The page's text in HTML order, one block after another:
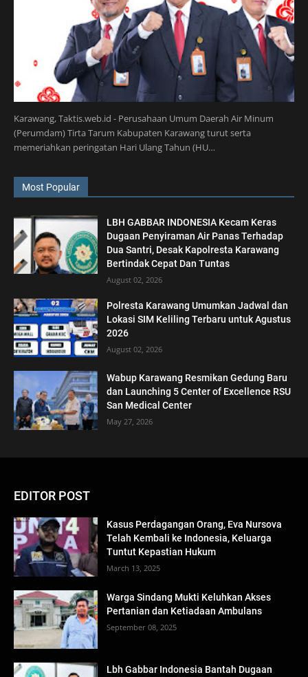
Karawang, Taktis.web.id - Perusahaan Umum Daerah Air Minum
(Perumdam) Tirta Tarum Kabupaten Karawang turut serta
memeriahkan peringatan Hari Ulang Tahun (HU…
Most Popular
LBH GABBAR INDONESIA Kecam Keras
Dugaan Penyiraman Air Panas Terhadap
Dua Santri, Desak Kapolresta Karawang
Bertindak Cepat Dan Tuntas
August 02, 2026
Polresta Karawang Umumkan Jadwal dan
Lokasi SIM Keliling Terbaru untuk Agustus
2026
August 02, 2026
Wabup Karawang Resmikan Gedung Baru
dan Launching 5 Center of Excellence RSU
San Medical Center
May 27, 2026
EDITOR POST
Kasus Perdagangan Orang, Eva Nursova
Telah Kembali ke Indonesia, Keluarga
Tuntut Kepastian Hukum
March 13, 2025
Warga Sindang Mukti Keluhkan Akses
Pertanian dan Ketiadaan Ambulans
September 08, 2025
Lbh Gabbar Indonesia Bantah Dugaan